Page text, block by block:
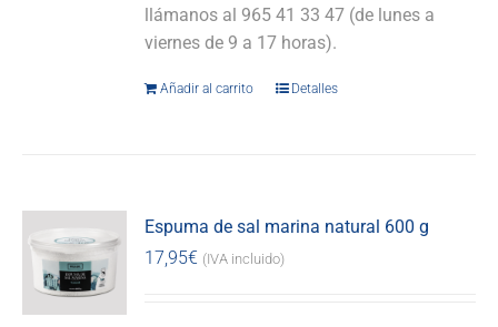
llámanos al 965 41 33 47 (de lunes a
viernes de 9 a 17 horas).
Añadir al carrito Detalles
Espuma de sal marina natural 600 g
17,95€ (IVA incluido)